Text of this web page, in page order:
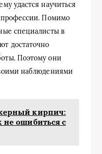
удастся научиться
профессии. Помимо
специалисты в
достаточно
Поэтому они
наблюдениями
кирпич:
ошибиться с